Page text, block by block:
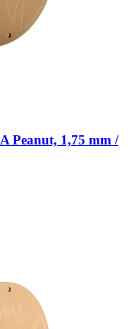
Peanut, 1,75 mm /